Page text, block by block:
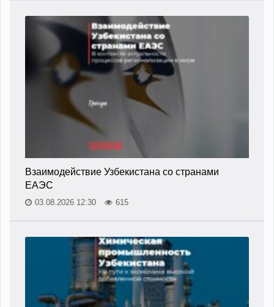
Взаимодействие Узбекистана со странами
ЕАЭС
03.08.2026 12:30 615